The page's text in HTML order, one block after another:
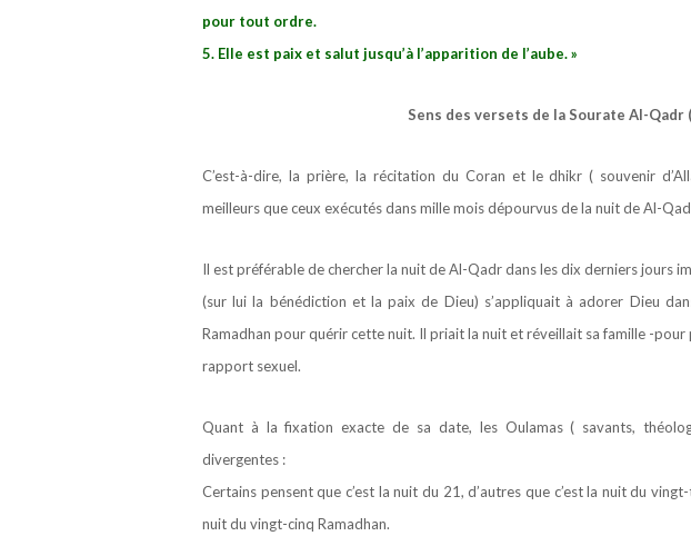
pour tout ordre.
5. Elle est paix et salut jusqu’à l’apparition de l’aube. »
Sens des versets de la Sourate Al-Qadr
C’est-à-dire, la prière, la récitation du Coran et le dhikr ( souvenir
meilleurs que ceux exécutés dans mille mois dépourvus de la nuit de Al-
Il est préférable de chercher la nuit de Al-Qadr dans les dix derniers jours
(sur lui la bénédiction et la paix de Dieu) s’appliquait à adorer Dieu
Ramadhan pour quérir cette nuit. Il priait la nuit et réveillait sa famille -
rapport sexuel.
Quant à la fixation exacte de sa date, les Oulamas ( savants,
divergentes :
Certains pensent que c’est la nuit du 21, d’autres que c’est la nuit du
nuit du vingt-cinq Ramadhan.